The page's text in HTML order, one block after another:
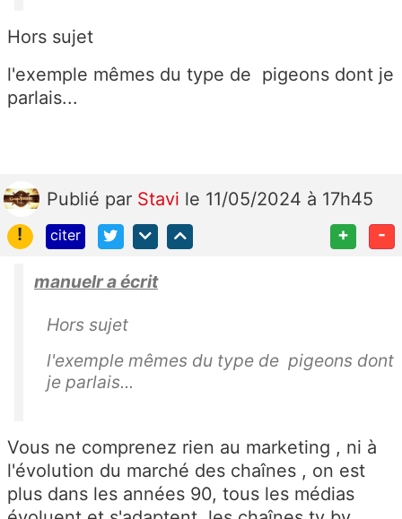
Hors sujet
l'exemple mêmes du type de pigeons dont je
parlais...
Publié par Stavi le 11/05/2024 à 17h45
!
citer + -
manuelr a écrit
Hors sujet
l'exemple mêmes du type de pigeons dont
je parlais...
Vous ne comprenez rien au marketing , ni à
l'évolution du marché des chaînes , on est
plus dans les années 90, tous les médias